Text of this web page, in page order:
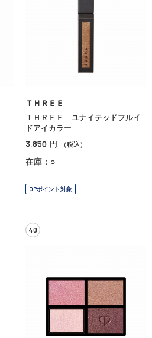
ＴＨＲＥＥ
ＴＨＲＥＥ ユナイテッドフルイ
ドアイカラー
3,850 円 （税込）
在庫：○
OPポイント対象
40